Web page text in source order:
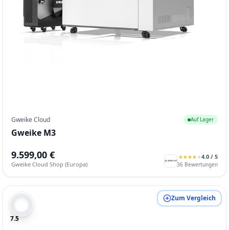
Gweike Cloud Auf Lager
Gweike M3
9.599,00 €
Gweike Cloud Shop (Europa)
★
★★
★★
★★
★ ★
★4.0 / 5
36 Bewertungen
7.5
Zum Vergleich